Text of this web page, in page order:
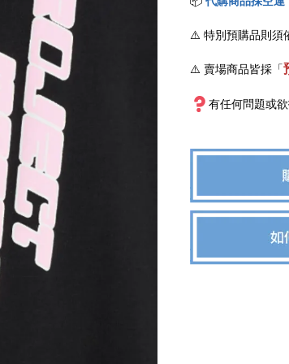
⚠️特別預購品則須
⚠️ 賣場商品皆採 「
有任何問題或